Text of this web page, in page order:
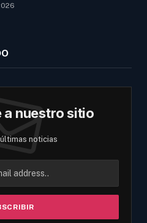
a nuestro sitio
noticias